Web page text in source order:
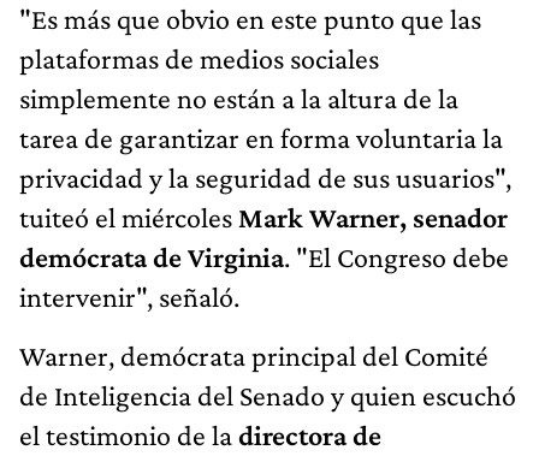
"Es más que obvio en este punto que las
plataformas de medios sociales
simplemente no están a la altura de la
tarea de garantizar en forma voluntaria la
privacidad y la seguridad de sus usuarios",
tuiteó el miércoles Mark Warner, senador
demócrata de Virginia. "El Congreso debe
intervenir", señaló.
Warner, demócrata principal del Comité
de Inteligencia del Senado y quien escuchó
el testimonio de ladirectora de